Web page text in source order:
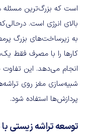
است که بزرگ‌ترین
بالای انرژی است.
به زیرساخت‌های بزرگ
کارها را با مصرف فقط
شبیه‌سازی مغز روی
پردازش‌ها استفاده شود.
توسعه تراشه زیستی